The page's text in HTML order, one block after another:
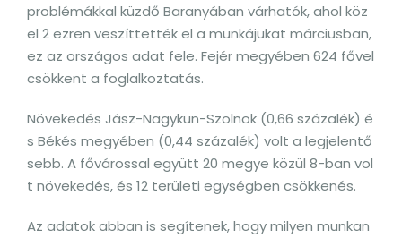
problémákkal küzdő Baranyában várhatók, ahol köz
el 2 ezren veszíttették el a munkájukat márciusban,
ez az országos adat fele. Fejér megyében 624 fővel
csökkent a foglalkoztatás.
Növekedés Jász-Nagykun-Szolnok (0,66 százalék) é
s Békés megyében (0,44 százalék) volt a legjelentő
sebb. A fővárossal együtt 20 megye közül 8-ban vol
t növekedés, és 12 területi egységben csökkenés.
Az adatok abban is segítenek, hogy milyen munkan